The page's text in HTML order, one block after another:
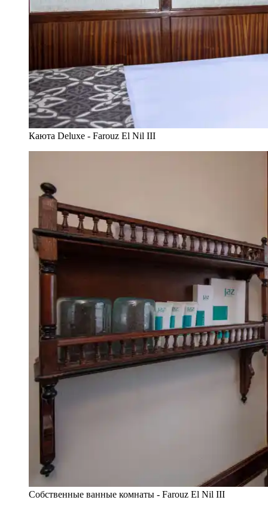
Каюта Deluxe - Farouz El Nil III
Собственные ванные комнаты - Farouz El Nil III